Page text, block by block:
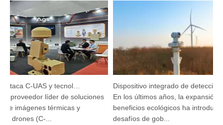
Argustec destaca C-UAS y tecnología térmica de vanguardia en KL
proveedor líder de soluciones
imágenes térmicas y
drones (C-...
Dispositivo integrado de detección y seguimiento HP-PRS: una visión panorámica para la protección de las aves
En los últimos años, la expansión de
beneficios ecológicos ha introducido
desafíos de gob...